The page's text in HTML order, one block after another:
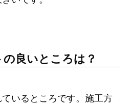
良いところは？
いるところです。施工方